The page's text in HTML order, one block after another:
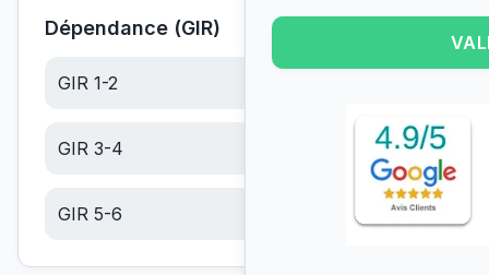
Dépendance (GIR)
GIR 1-2
GIR 3-4 14.15€/jour
GIR 5-6 6.00 €/jour